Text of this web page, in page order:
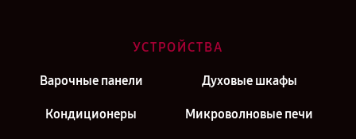
УСТРОЙСТВА
Варочные панели Духовые шкафы
Кондиционеры Микроволновые печи